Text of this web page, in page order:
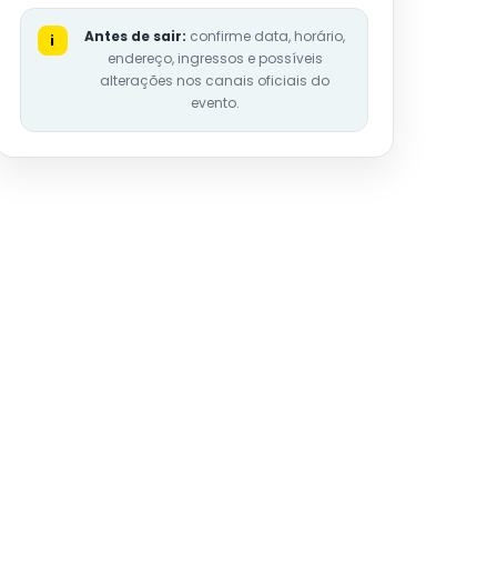
i Antes de sair: confirme data, horário,
endereço, ingressos e possíveis
alterações nos canais oficiais do
evento.